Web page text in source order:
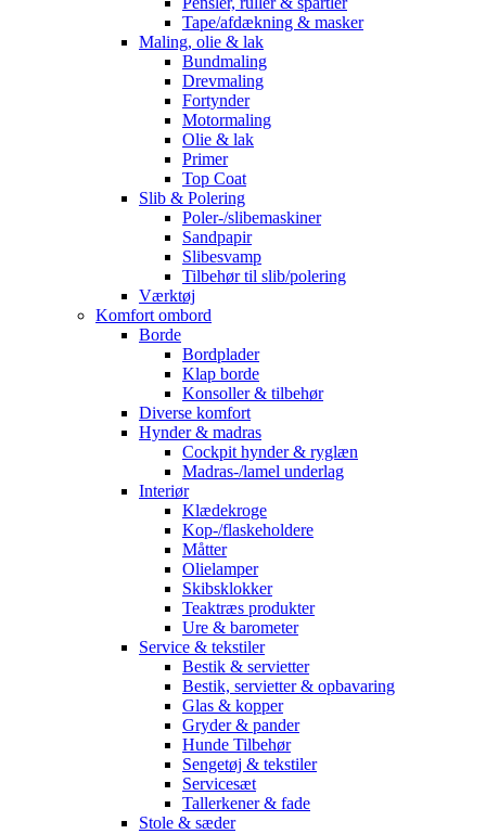
Tape/afdækning & masker
Maling, olie & lak
Bundmaling
Drevmaling
Fortynder
Motormaling
Olie & lak
Primer
Top Coat
Slib & Polering
Poler-/slibemaskiner
Sandpapir
Slibesvamp
Tilbehør til slib/polering
Værktøj
Komfort ombord
Borde
Bordplader
Klap borde
Konsoller & tilbehør
Diverse komfort
Hynder & madras
Cockpit hynder & ryglæn
Madras-/lamel underlag
Interiør
Klædekroge
Kop-/flaskeholdere
Måtter
Olielamper
Skibsklokker
Teaktræs produkter
Ure & barometer
Service & tekstiler
Bestik & servietter
Bestik, servietter & opbavaring
Glas & kopper
Gryder & pander
Hunde Tilbehør
Sengetøj & tekstiler
Servicesæt
Tallerkener & fade
Stole & sæder